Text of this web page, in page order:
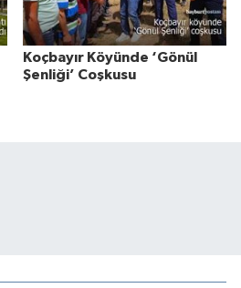
Koçbayır Köyünde ‘Gönül
Şenliği’ Coşkusu